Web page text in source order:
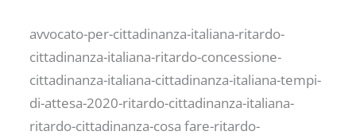
avvocato-per-cittadinanza-italiana-ritardo-
cittadinanza-italiana-ritardo-concessione-
cittadinanza-italiana-cittadinanza-italiana-tempi-
di-attesa-2020-ritardo-cittadinanza-italiana-
ritardo-cittadinanza-cosa fare-ritardo-